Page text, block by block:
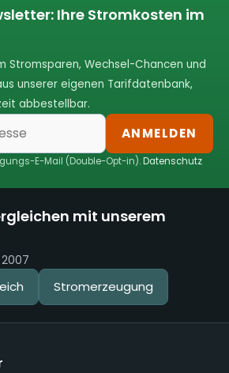
Ihre Stromkosten im
Stromsparen, Wechsel-Chancen und
unserer eigenen Tarifdatenbank,
abbestellbar.
ANMELDEN
E-Mail (Double-Opt-in).Datenschutz
mit unserem
Stromerzeugung